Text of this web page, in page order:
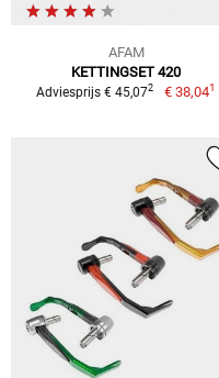
AFAM
KETTINGSET 420
Adviesprijs € 45,072 € 38,041